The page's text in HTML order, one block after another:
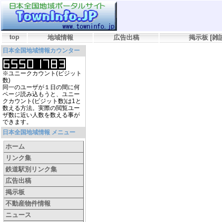
top 地域情報 広告出稿 掲示板 [雑
日本全国地域情報カウンター
※ユニークカウント(ビジット
数)
同一のユーザが１日の間に何
ページ読み込もうと、ユニー
クカウント(ビジット数)は1と
数える方法。実際の閲覧ユー
ザ数に近い人数を数える事が
できます。
日本全国地域情報 メニュー
ホーム
リンク集
鉄道駅別リンク集
広告出稿
掲示板
不動産物件情報
ニュース